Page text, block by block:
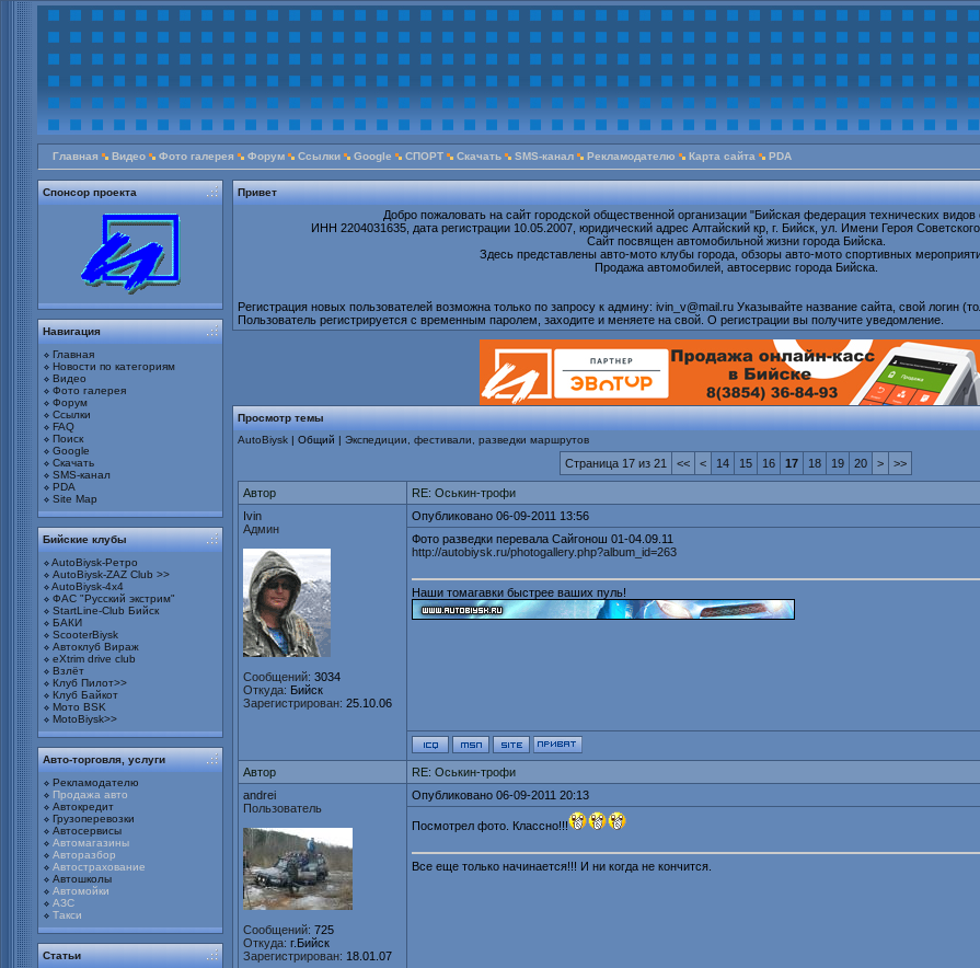
Главная Видео Фото галерея Форум Ссылки Google СПОРТ Скачать SMS-канал Рекламодателю Карта сайта PDA
Спонсор проекта
Навигация
Главная
Новости по категориям
Видео
Фото галерея
Форум
Ссылки
FAQ
Поиск
Google
Скачать
SMS-канал
PDA
Site Map
Бийские клубы
AutoBiysk-Ретро
AutoBiysk-ZAZ Club >>
AutoBiysk-4x4
ФАС "Русский экстрим"
StartLine-Club Бийск
БАКИ
ScooterBiysk
Автоклуб Вираж
eXtrim drive club
Взлёт
Клуб Пилот>>
Клуб Байкот
Мото BSK
MotoBiysk>>
Авто-торговля, услуги
Рекламодателю
Продажа авто
Автокредит
Грузоперевозки
Автосервисы
Автомагазины
Авторазбор
Автострахование
Автошколы
Автомойки
АЗС
Такси
Статьи
Привет
Добро пожаловать на сайт городской общественной организации "Бийская федерация технических
ИНН 2204031635, дата регистрации 10.05.2007, юридический адрес Алтайский кр, г. Бийск, ул. Имени Героя
Сайт посвящен автомобильной жизни города Бийска.
Здесь представлены авто-мото клубы города, обзоры авто-мото спортивных
Продажа автомобилей, автосервис города Бийска.
Регистрация новых пользователей возможна только по запросу к админу: ivin_v@mail.ru Указывайте название сайта, свой логин
Пользователь регистрируется с временным паролем, заходите и меняете на свой. О регистрации вы получите уведомление.
Просмотр темы
AutoBiysk | Общий | Экспедиции, фестивали, разведки маршрутов
Страница 17 из 21 << < 14 15 16 17 18 19 20 > >>
Автор
RE: Оськин-трофи
Ivin
Админ
Сообщений: 3034
Откуда: Бийск
Зарегистрирован: 25.10.06
Опубликовано 06-09-2011 13:56
Фото разведки перевала Сайгонош 01-04.09.11
http://autobiysk.ru/photogallery.php?album_id=263
Наши томагавки быстрее ваших пуль!
Автор
RE: Оськин-трофи
andrei
Пользователь
Сообщений: 725
Откуда: г.Бийск
Зарегистрирован: 18.01.07
Опубликовано 06-09-2011 20:13
Посмотрел фото . Классно!!!
Все еще только начинается!!! И ни когда не кончится.